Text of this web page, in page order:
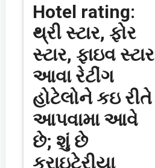
Hotel rating:
થ્રી સ્ટાર, ફોર
સ્ટાર, ફાઇવ સ્ટાર
આવા રેટીંગ
હોટેલોને કઇ રીતે
આપવામા આવે
છે; શું છે
ક્રાઇટેરીયા